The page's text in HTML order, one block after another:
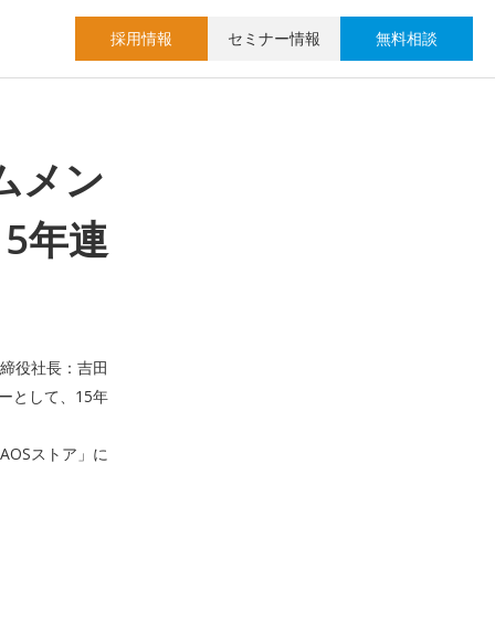
採用情報 セミナー情報 無料相談
メン
年連
役社長：吉田
として、15年
ストア」に